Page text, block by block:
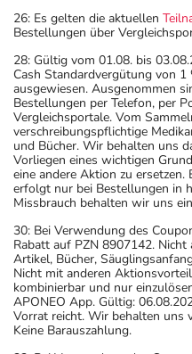
26: Es gelten die aktuellen
Bestellungen über
28: Gültig vom 01.08. bis
Cash Standardvergütung von
ausgewiesen. Ausgenommen
Bestellungen per Telefon, per
Vergleichsportale. Vom
verschreibungspflichtige
und Bücher. Wir behalten uns
Vorliegen eines wichtigen
eine andere Aktion zu
erfolgt nur bei Bestellungen in
Missbrauch behalten wir uns
30: Bei Verwendung des
Rabatt auf PZN 8907142.
Artikel, Bücher,
Nicht mit anderen
kombinierbar und nur
APONEO App. Gültig:
Vorrat reicht. Wir behalten uns
Keine Barauszahlung.